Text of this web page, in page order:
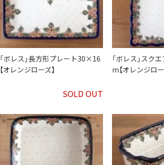
「ボレス」長方形プレート30×16
【オレンジローズ】
SOLD OUT
「ボレス」スク
m【オレンジロー